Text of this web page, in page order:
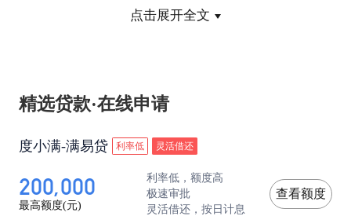
家。多家保险公司支持商业银行改革，作为战略和
财务投资者参与商业银行的上市重组。保险资金还
积极参与投资支持基础设施建设。
点击展开全文
精选贷款·在线申请
度小满-满易贷 利率低 灵活借还
200,000
最高额度(元)
利率低，额度高
极速审批
灵活借还，按日计息
查看额度